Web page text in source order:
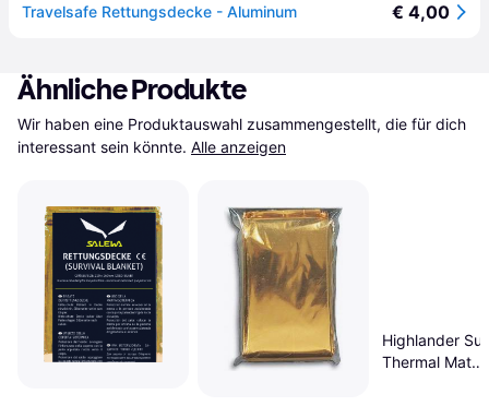
Travelsafe Rettungsdecke - Aluminum € 4,00
Ähnliche Produkte
Wir haben eine Produktauswahl zusammengestellt, die für dich
interessant sein könnte. Alle anzeigen
Highlander
Thermal Mat